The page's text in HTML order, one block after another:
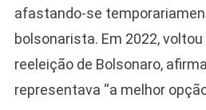
afastando-se
bolsonarista. Em 2022,
reeleição de Bolsonaro,
representava “a melhor